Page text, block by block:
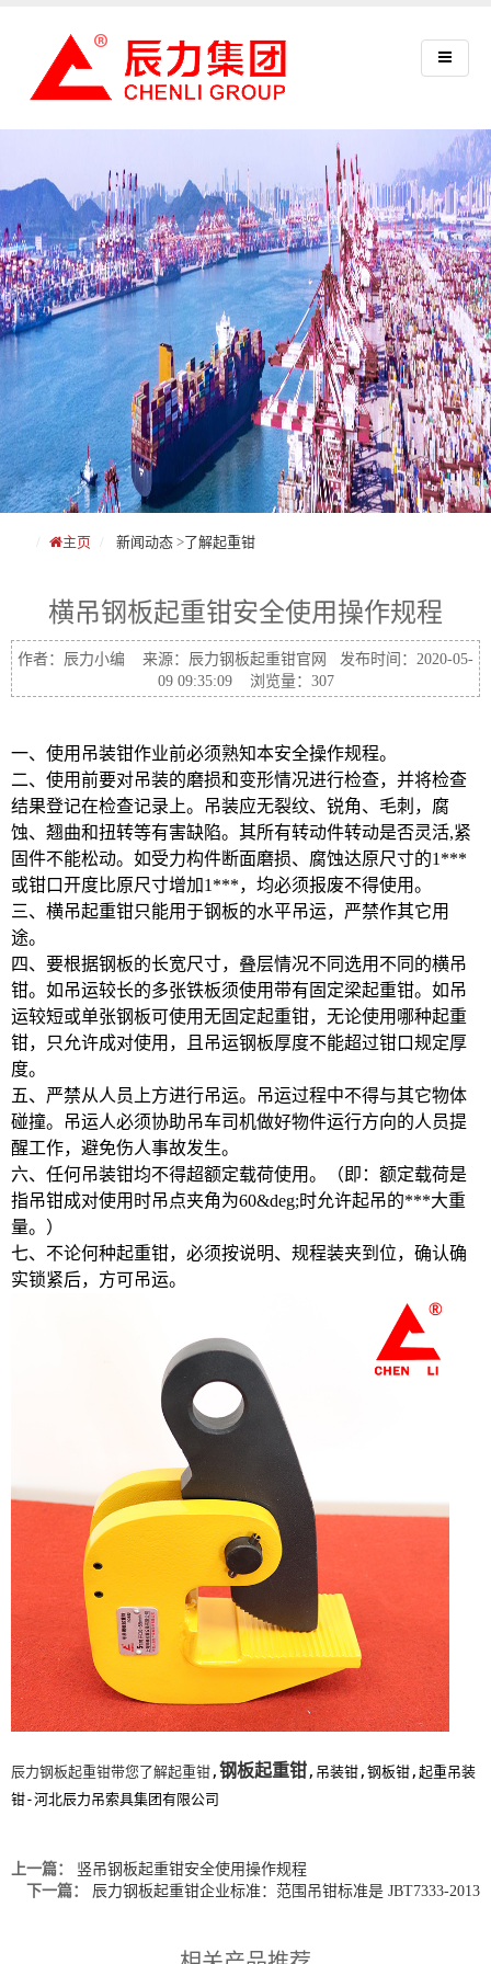
主页 新闻动态 >了解起重钳
横吊钢板起重钳安全使用操作规程
作者：辰力小编 来源：辰力钢板起重钳官网 发布时间：2020-05-
09 09:35:09 浏览量：307
一、使用吊装钳作业前必须熟知本安全操作规程。
二、使用前要对吊装的磨损和变形情况进行检查，并将检查
结果登记在检查记录上。吊装应无裂纹、锐角、毛刺，腐
蚀、翘曲和扭转等有害缺陷。其所有转动件转动是否灵活,紧
固件不能松动。如受力构件断面磨损、腐蚀达原尺寸的1***
或钳口开度比原尺寸增加1***，均必须报废不得使用。
三、横吊起重钳只能用于钢板的水平吊运，严禁作其它用
途。
四、要根据钢板的长宽尺寸，叠层情况不同选用不同的横吊
钳。如吊运较长的多张铁板须使用带有固定梁起重钳。如吊
运较短或单张钢板可使用无固定起重钳，无论使用哪种起重
钳，只允许成对使用，且吊运钢板厚度不能超过钳口规定厚
度。
五、严禁从人员上方进行吊运。吊运过程中不得与其它物体
碰撞。吊运人必须协助吊车司机做好物件运行方向的人员提
醒工作，避免伤人事故发生。
六、任何吊装钳均不得超额定载荷使用。（即：额定载荷是
指吊钳成对使用时吊点夹角为60&deg;时允许起吊的***大重
量。）
七、不论何种起重钳，必须按说明、规程装夹到位，确认确
实锁紧后，方可吊运。
辰力钢板起重钳带您了解起重钳 , 钢板起重钳 ,吊装钳,钢板钳,起重吊装
钳-河北辰力吊索具集团有限公司
上一篇：
竖吊钢板起重钳安全使用操作规程
下一篇：
辰力钢板起重钳企业标准：范围吊钳标准是 JBT7333-2013